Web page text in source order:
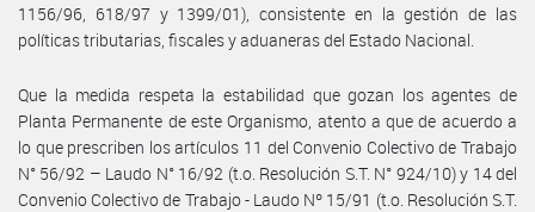
1156/96, 618/97 y 1399/01), consistente en la gestión de las
políticas tributarias, fiscales y aduaneras del Estado Nacional.
Que la medida respeta la estabilidad que gozan los agentes de
Planta Permanente de este Organismo, atento a que de acuerdo a
lo que prescriben los artículos 11 del Convenio Colectivo de Trabajo
N° 56/92 – Laudo N° 16/92 (t.o. Resolución S.T. N° 924/10) y 14 del
Convenio Colectivo de Trabajo - Laudo Nº 15/91 (t.o. Resolución S.T.